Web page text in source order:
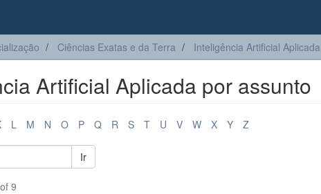
Ciências Exatas e da Terra Inteligência Artificial Aplicada
Artificial Aplicada por assunto
L M N O P Q R S T U V W X Y Z
Ir
9